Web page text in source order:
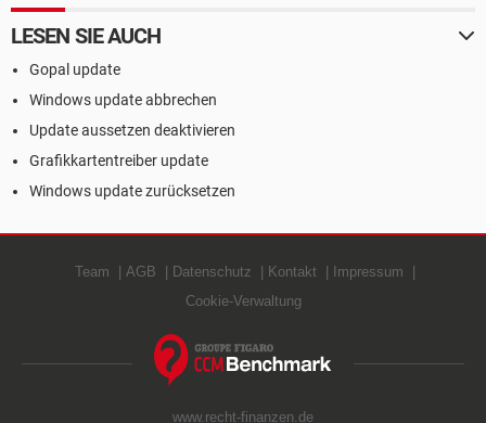
LESEN SIE AUCH
Gopal update
Windows update abbrechen
Update aussetzen deaktivieren
Grafikkartentreiber update
Windows update zurücksetzen
Team AGB Datenschutz Kontakt
Impressum
Cookie-Verwaltung
www.recht-finanzen.de